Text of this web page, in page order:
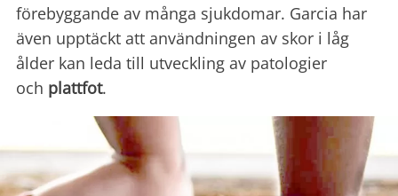
förebyggande av många sjukdomar. Garcia har
även upptäckt att användningen av skor i låg
ålder kan leda till utveckling av patologier
och plattfot.